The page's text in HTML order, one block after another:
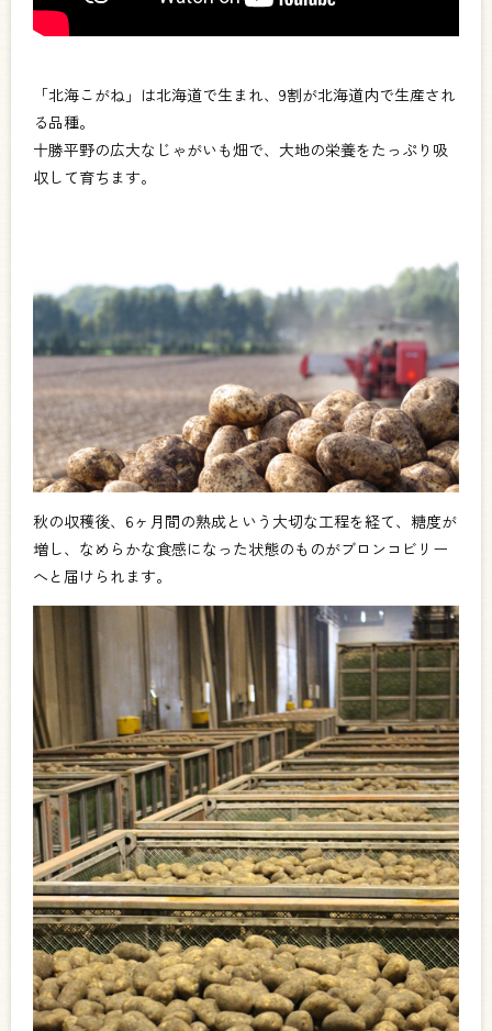
「北海こがね」は北海道で生まれ、9割が北海道内で生産され
る品種。
十勝平野の広大なじゃがいも畑で、大地の栄養をたっぷり吸
収して育ちます。
秋の収穫後、6ヶ月間の熟成という大切な工程を経て、糖度が
増し、なめらかな食感になった状態のものがブロンコビリー
へと届けられます。